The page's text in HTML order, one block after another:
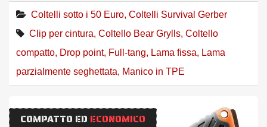
Coltelli sotto i 50 Euro, Coltelli Survival Gerber
Clip per cintura, Coltello Bear Grylls, Coltello
compatto, Drop point, Full-tang, Lama fissa, Lama
parzialmente seghettata, Manico in TPE
COMPATTO ED ECONOMICO